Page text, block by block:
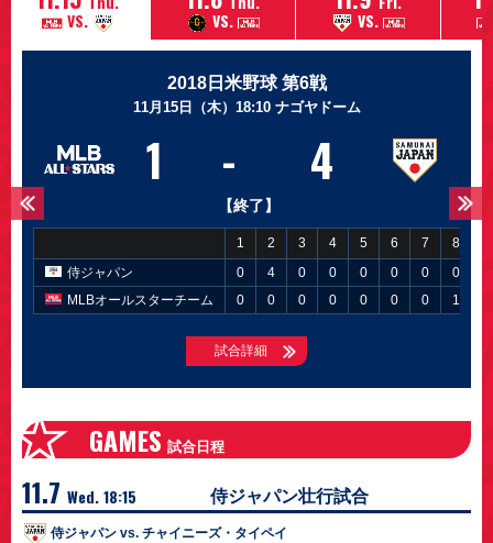
VS.
VS.
VS.
6 - 9
【終了】
1 2 3 4 5 6 7 8
MLBオールスターチーム
2 0 5 0 1 0 1 0
読売ジャイアンツ
0 0 1 3 0 1 0 1
7 - 6
【終了】
1 2 3 4 5 6 7 8
MLBオールスターチーム
0 0 1 0 3 2 0 0
侍ジャパン
0 0 1 0 3 0 0 0
6 - 12
【終了】
1 2 3 4 5 6 7 8
侍ジャパン
1 0 4 0 4 0 3 0
MLBオールスターチーム
0 0 0 0 1 0 2 3
3 7
【終了】
1 2 3 4 5 6 7 8
MLBオールスターチーム
0 0 0 1 4 0 2 0
侍ジャパン
0 0 0 1 0 0 0 0
3 5
【終了】
1 2 3 4 5 6 7 8
侍ジャパン
0 0 0 0 0 0 0 1
MLBオールスターチーム
0 1 0 0 0 0 1 1
6 - 5
【終了】
1 2 3 4 5 6 7 8
MLBオールスターチーム
0 2 1 1 0 1 0 0
侍ジャパン
0 1 0 0 0 0 4 1
2018日米野球 第6戦
11月15日（木）18:10 ナゴヤドーム
1 - 4
【終了】
1 2 3 4 5 6 7 8
侍ジャパン
0 4 0 0 0 0 0 0
MLBオールスターチーム
0 0 0 0 0 0 0 1
試合詳細
GAMES 試合日程
11.7 Wed. 18:15 侍ジャパン壮行試合
侍ジャパン vs. チャイニーズ・タイペイ